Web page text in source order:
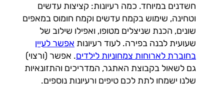
חשדנים במיוחד. כמה רעיונות: קציצות עדשים
וטחינה, שימוש בקמח עדשים וקמח חומוס במאפים
שונים, הכנת שניצלים מטופו, ואפילו שילוב של
שעועית לבנה בפירה. לעוד רעיונות אפשר לעיין
בחוברת לארוחות צמחוניות לילדים. אפשר (ורצוי)
גם לשאול בקבוצת האתגר, המדריכים והתזונאיות
שלנו ישמחו לתת לכם טיפים ורעיונות נוספים.